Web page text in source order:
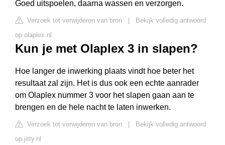
Goed uitspoelen, daarna wassen en verzorgen.
Verzoek tot verwijderen van bron
Bekijk volledig antwoord
op olaplex.nl
Kun je met Olaplex 3 in slapen?
Hoe langer de inwerking plaats vindt hoe beter het
resultaat zal zijn. Het is dus ook een echte aanrader
om Olaplex nummer 3 voor het slapen gaan aan te
brengen en de hele nacht te laten inwerken.
Verzoek tot verwijderen van bron
Bekijk volledig antwoord
op jitty.nl